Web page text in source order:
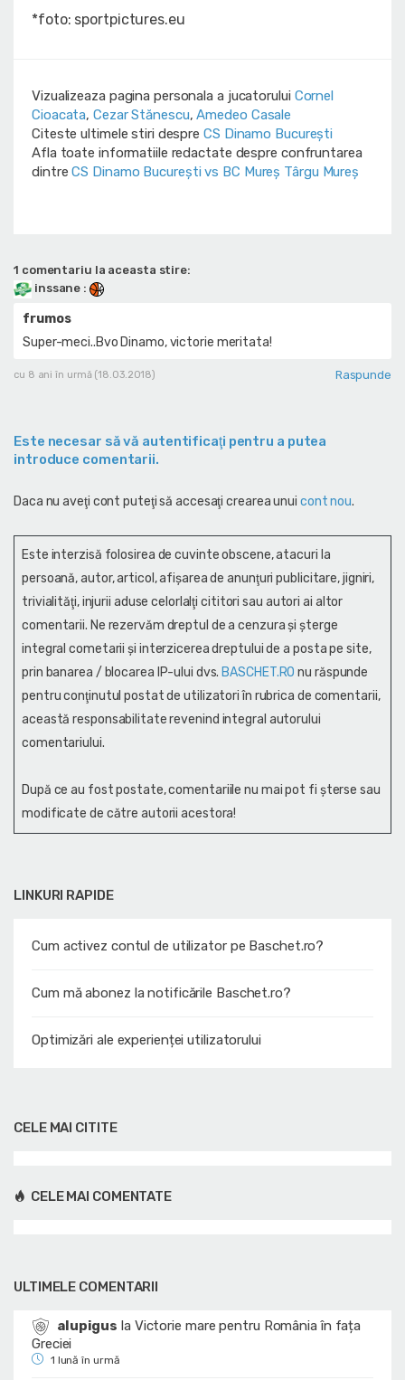
LINKURI RAPIDE
Cum activez contul de utilizator pe Baschet.ro?
Cum mă abonez la notificările Baschet.ro?
Optimizări ale experienței utilizatorului
*foto: sportpictures.eu
Vizualizeaza pagina personala a jucatorului Cornel
Cioacata,Cezar Stănescu,Amedeo Casale
Citeste ultimele stiri despre CS Dinamo Bucureşti
Afla toate informatiile redactate despre confruntarea
dintreCS Dinamo Bucureşti vs BC Mureș Târgu Mureș
1 comentariu la aceasta stire:
inssane :
frumos
Super-meci..Bvo Dinamo, victorie meritata!
cu 8 ani în urmă (18.03.2018) Raspunde
Este necesar să vă autentificaţi pentru a putea
introduce comentarii.
Daca nu aveţi cont puteţi să accesaţi crearea unui cont nou.
Este interzisă folosirea de cuvinte obscene, atacuri la
persoană, autor, articol, afişarea de anunţuri publicitare, jigniri,
trivialităţi, injurii aduse celorlalţi cititori sau autori ai altor
comentarii. Ne rezervăm dreptul de a cenzura și şterge
integral cometarii și interzicerea dreptului de a posta pe site,
prin banarea / blocarea IP-ului dvs. BASCHET.RO nu răspunde
pentru conţinutul postat de utilizatori în rubrica de comentarii,
această responsabilitate revenind integral autorului
comentariului.
După ce au fost postate, comentariile nu mai pot fi șterse sau
modificate de către autorii acestora!
CELE MAI CITITE
CELE MAI COMENTATE
ULTIMELE COMENTARII
alupigus la Victorie mare pentru România în fața
Greciei
1 lună în urmă